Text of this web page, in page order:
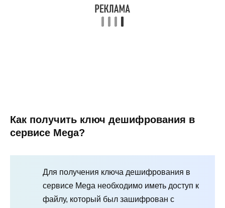
Как получить ключ дешифрования в
сервисе Mega?
Для получения ключа дешифрования в
сервисе Mega необходимо иметь доступ к
файлу, который был зашифрован с